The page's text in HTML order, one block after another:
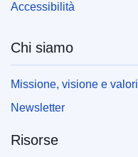
Accessibilità
Chi siamo
Missione, visione e valori
Newsletter
Risorse